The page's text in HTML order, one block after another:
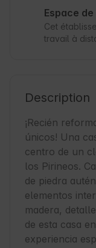
Espace
Cet
travail à
Description
¡Recién
únicos! Una
centro de un
los Pirineos.
de piedra
elementos
madera,
de esta casa
experiencia